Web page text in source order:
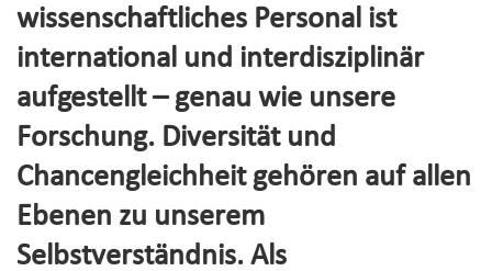
wissenschaftliches Personal ist
international und interdisziplinär
aufgestellt – genau wie unsere
Forschung. Diversität und
Chancengleichheit gehören auf allen
Ebenen zu unserem
Selbstverständnis. Als